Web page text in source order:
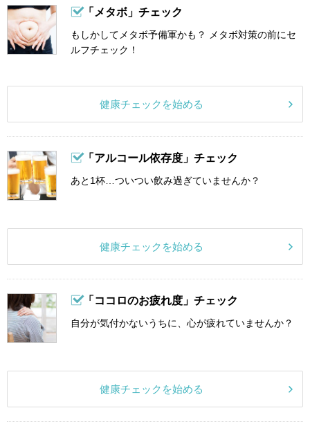
「メタボ」チェック
もしかしてメタボ予備軍かも？ メタボ対策の前にセ
ルフチェック！
健康チェックを始める
「アルコール依存度」チェック
あと1杯…ついつい飲み過ぎていませんか？
健康チェックを始める
「ココロのお疲れ度」チェック
自分が気付かないうちに、心が疲れていませんか？
健康チェックを始める